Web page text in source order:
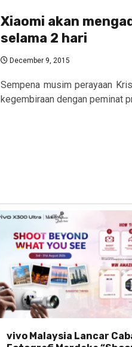
Xiaomi akan
selama 2 hari
December 9, 2015
Sempena musim perayaan
kegembiraan dengan peminat
vivo Malaysia Lancar